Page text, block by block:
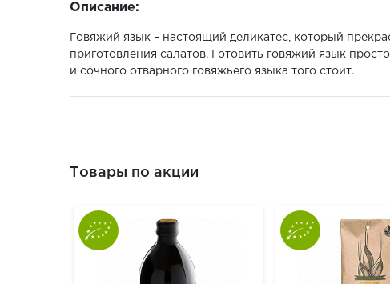
Описание:
Говяжий язык – настоящий деликатес, который
приготовления салатов. Готовить говяжий язык
и сочного отварного говяжьего языка того стоит.
Товары по акции